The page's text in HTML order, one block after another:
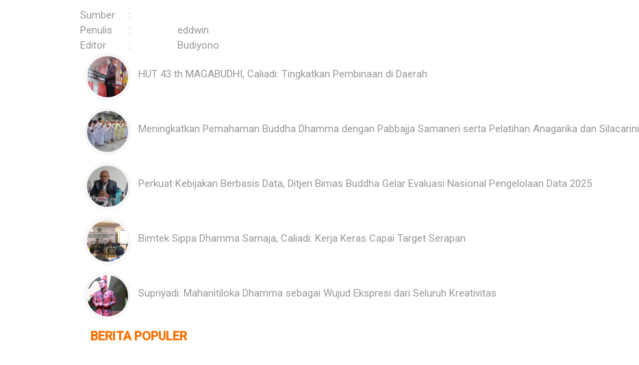
Sumber
:
Penulis
:
eddwin
Editor
: Budiyono
HUT 43 th MAGABUDHI, Caliadi: Tingkatkan Pembinaan di Daerah
Meningkatkan Pemahaman Buddha Dhamma dengan Pabbajja Samaneri serta Pelatihan Anagarika dan Silacarini
Perkuat Kebijakan Berbasis Data, Ditjen Bimas Buddha Gelar Evaluasi Nasional Pengelolaan Data 2025
Bimtek Sippa Dhamma Samaja, Caliadi: Kerja Keras Capai Target Serapan
Supriyadi: Mahanitiloka Dhamma sebagai Wujud Ekspresi dari Seluruh Kreativitas
BERITA POPULER